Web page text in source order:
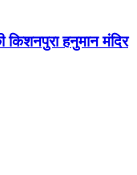
किशनपुरा हनुमान मंदिर